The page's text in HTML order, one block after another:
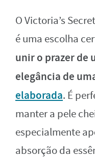
O Victoria’s
é uma escolha
unir o prazer de
elegância de
elaborada. É
manter a pele
especialmente
absorção da